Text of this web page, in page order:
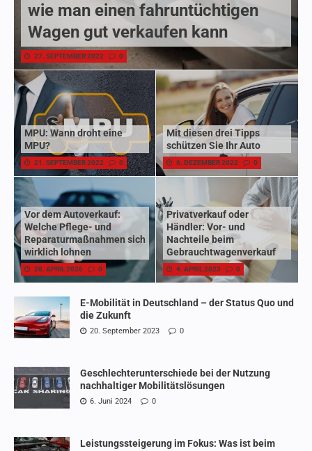
wie man einen fahruntüchtigen
Wagen gut verkaufen kann
27. SEPTEMBER 2022 0
MPU: Wann droht eine
MPU?
21. SEPTEMBER 2022 0
Mit diesen drei Tipps
schützen Sie Ihr Auto
6. DEZEMBER 2022 0
Vor dem Autoverkauf:
Welche Pflege- und
Reparaturmaßnahmen sich
wirklich lohnen
28. APRIL 2026 0
Privatverkauf oder
Händler: Vor- und
Nachteile beim
Gebrauchtwagenverkauf
4. APRIL 2023 0
E-Mobilität in Deutschland – der Status Quo und
die Zukunft
20. September 2023 0
Geschlechterunterschiede bei der Nutzung
nachhaltiger Mobilitätslösungen
6. Juni 2024 0
Leistungssteigerung im Fokus: Was ist beim